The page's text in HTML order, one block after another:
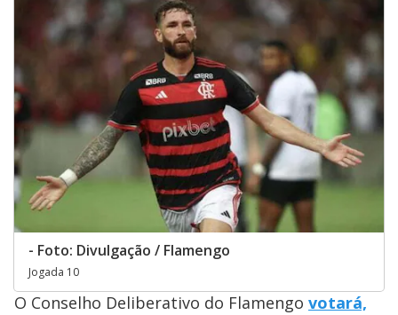
- Foto: Divulgação / Flamengo
Jogada 10
O Conselho Deliberativo do Flamengo votará,